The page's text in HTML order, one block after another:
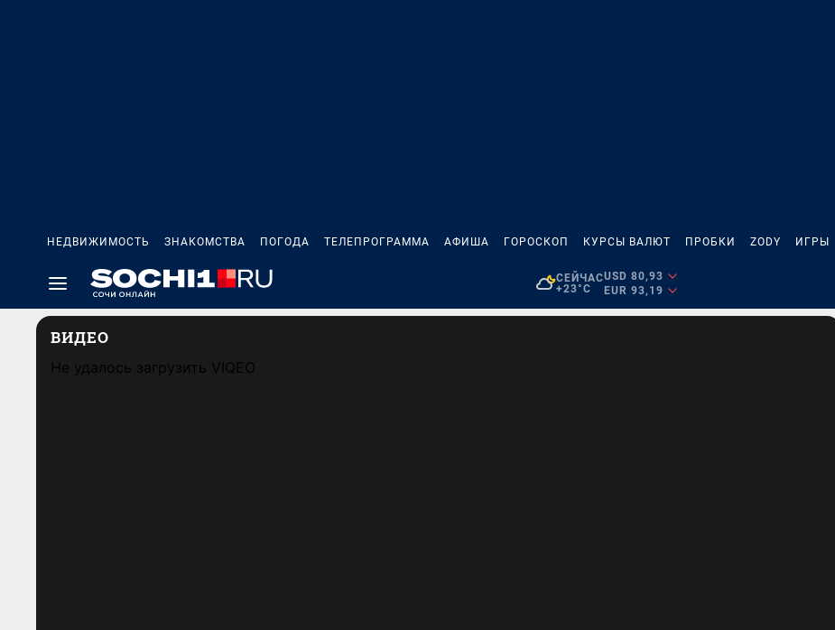
НЕДВИЖИМОСТЬ ЗНАКОМСТВА ПОГОДА ТЕЛЕПРОГРАММА АФИША ГОРОСКОП КУРСЫ ВАЛЮТ ПРОБКИ ZODY ИГРЫ
СЕЙЧАС
+23°C
USD 80,93
EUR 93,19
ВИДЕО
Не удалось загрузить VIQEO